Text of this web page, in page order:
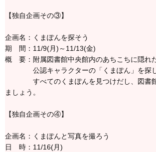
【独自企画その③】
企画名：くまぽんを探そう
期 間：11/9(月)～11/13(金)
概 要：附属図書館中央館内のあちこちに隠れた
公認キャラクターの「くまぽん」を探し
すべてのくまぽんを見つけだし、図書館
ましょう。
【独自企画その④】
企画名：くまぽんと写真を撮ろう
日 時：11/16(月)